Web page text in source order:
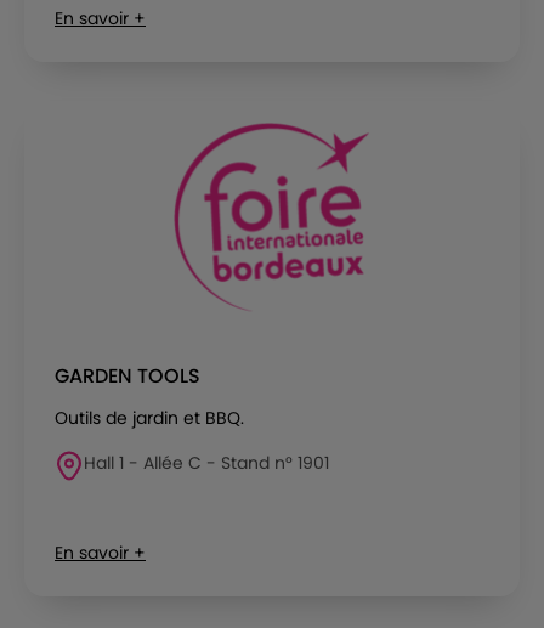
En savoir +
GARDEN TOOLS
Outils de jardin et BBQ.
Hall 1 - Allée C - Stand n° 1901
En savoir +